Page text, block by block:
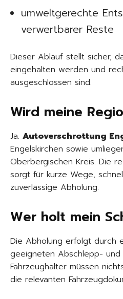
umweltgerechte
verwertbarer Reste
Dieser Ablauf stellt sicher,
eingehalten werden und
ausgeschlossen sind.
Wird meine
Ja. Autoverschrottung
Engelskirchen sowie
Oberbergischen Kreis. Die
sorgt für kurze Wege,
zuverlässige Abholung.
Wer holt mein
Die Abholung erfolgt durch
geeigneten Abschlepp- und
Fahrzeughalter müssen
die relevanten